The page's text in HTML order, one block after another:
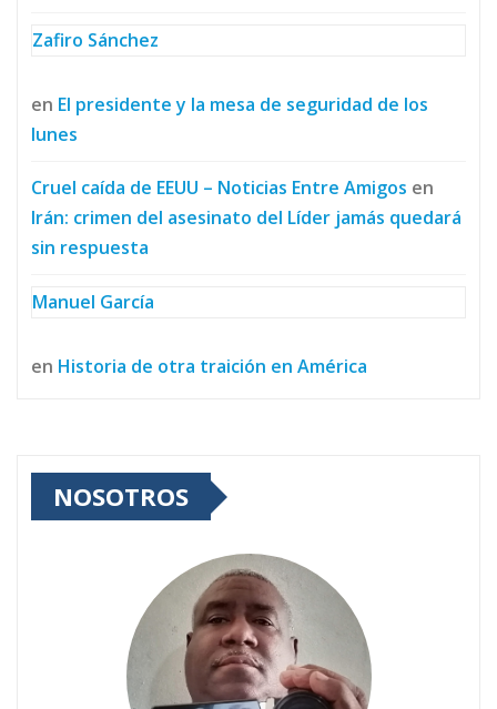
Zafiro Sánchez
en El presidente y la mesa de seguridad de los
lunes
Cruel caída de EEUU – Noticias Entre Amigos en
Irán: crimen del asesinato del Líder jamás quedará
sin respuesta
Manuel García
en Historia de otra traición en América
NOSOTROS